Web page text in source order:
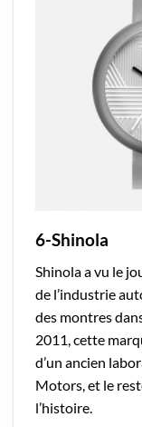
6-Shinola
Shinola a vu le
de l’industrie
des montres
2011, cette
d’un ancien
Motors, et le
l’histoire.